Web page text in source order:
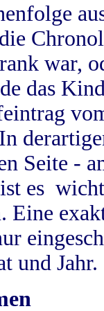
war,
das
Seite -
es
Eine
und Jahr.